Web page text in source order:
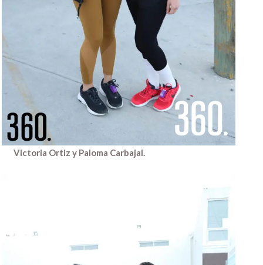
Victoria Ortiz y Paloma Carbajal.